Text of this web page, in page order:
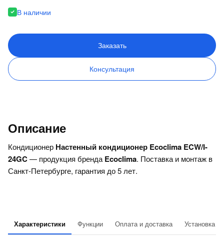
В наличии
Заказать
Консультация
Описание
Кондиционер Настенный кондиционер Ecoclima ECW/I-
24GC— продукция бренда Ecoclima. Поставка и монтаж в
Санкт-Петербурге, гарантия до 5 лет.
Характеристики Функции Оплата и доставка Установка